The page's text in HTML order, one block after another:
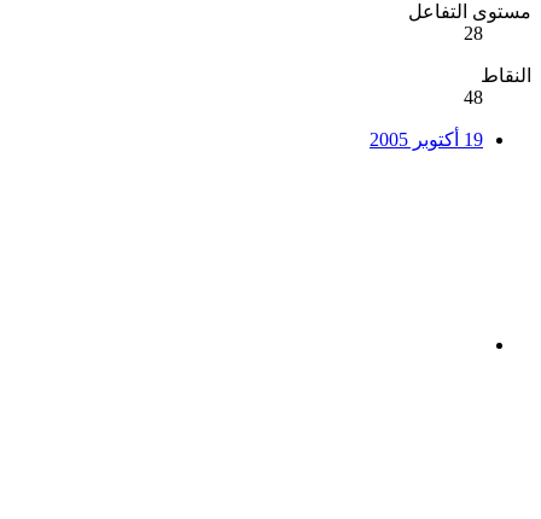
مستوى التفاعل
28
النقاط
48
19 أكتوبر 2005